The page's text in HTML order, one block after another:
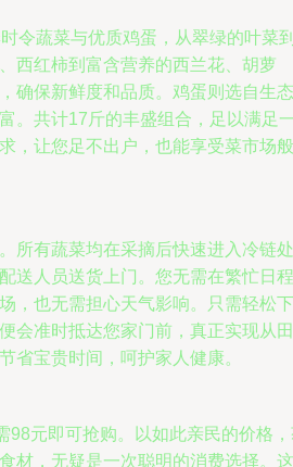
令蔬菜与优质鸡蛋，从翠绿的叶菜
西红柿到富含营养的西兰花、胡萝
确保新鲜度和品质。鸡蛋则选自生态
。共计17斤的丰盛组合，足以满足
，让您足不出户，也能享受菜市场般
所有蔬菜均在采摘后快速进入冷链处
送人员送货上门。您无需在繁忙日程
，也无需担心天气影响。只需轻松下
会准时抵达您家门前，真正实现从田
省宝贵时间，呵护家人健康。
98元即可抢购。以如此亲民的价格
材，无疑是一次聪明的消费选择。这